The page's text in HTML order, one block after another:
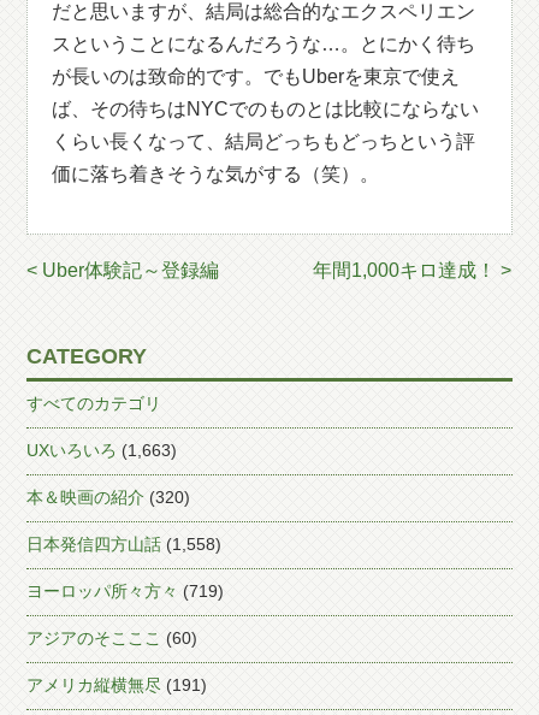
だと思いますが、結局は総合的なエクスペリエン
スということになるんだろうな…。とにかく待ち
が長いのは致命的です。でもUberを東京で使え
ば、その待ちはNYCでのものとは比較にならない
くらい長くなって、結局どっちもどっちという評
価に落ち着きそうな気がする（笑）。
< Uber体験記～登録編 年間1,000キロ達成！ >
CATEGORY
すべてのカテゴリ
UXいろいろ (1,663)
本＆映画の紹介 (320)
日本発信四方山話 (1,558)
ヨーロッパ所々方々 (719)
アジアのそこここ (60)
アメリカ縦横無尽 (191)